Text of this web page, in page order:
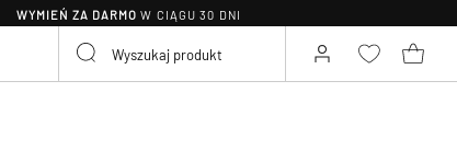
WYMIEŃ ZA DARMO W CIĄGU 30 DNI